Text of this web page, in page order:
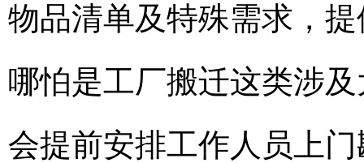
物品清单及特殊需求，
哪怕是工厂搬迁这类涉
会提前安排工作人员上